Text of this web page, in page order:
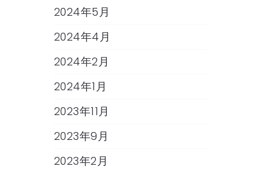
2024年5月
2024年4月
2024年2月
2024年1月
2023年11月
2023年9月
2023年2月